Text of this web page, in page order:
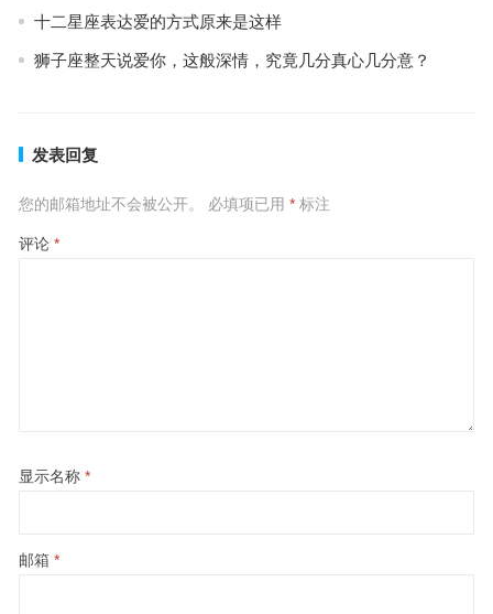
十二星座表达爱的方式原来是这样
狮子座整天说爱你，这般深情，究竟几分真心几分意？
发表回复
您的邮箱地址不会被公开。 必填项已用 *标注
评论 *
显示名称 *
邮箱 *